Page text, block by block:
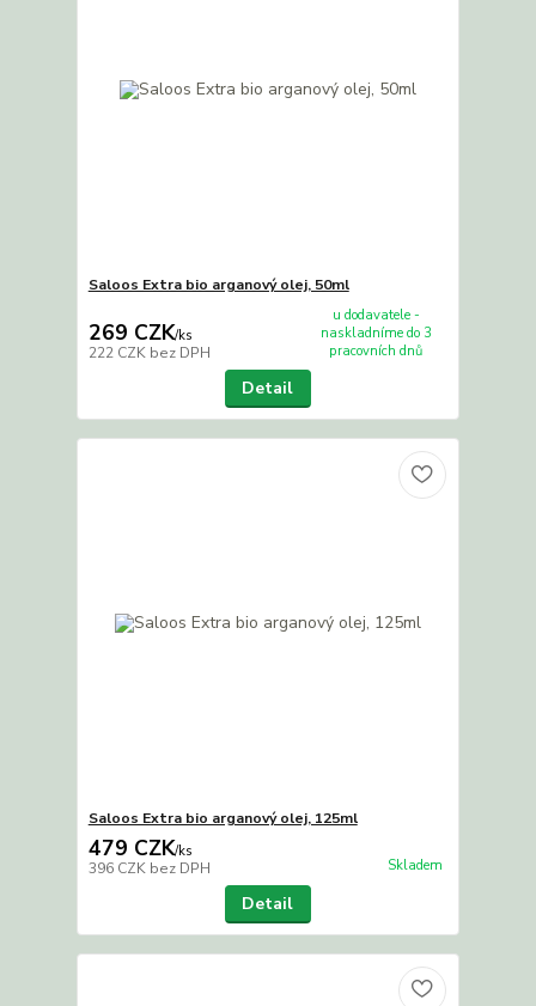
Saloos Extra bio arganový olej, 50ml
269 CZK/ks
222 CZK bez DPH
u dodavatele -
naskladníme do 3
pracovních dnů
Detail
Saloos Extra bio arganový olej, 125ml
479 CZK/ks
396 CZK bez DPH Skladem
Detail